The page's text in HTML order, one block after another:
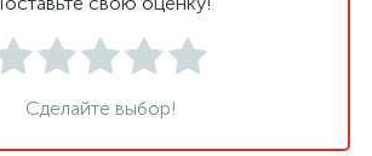
Сделайте выбор!